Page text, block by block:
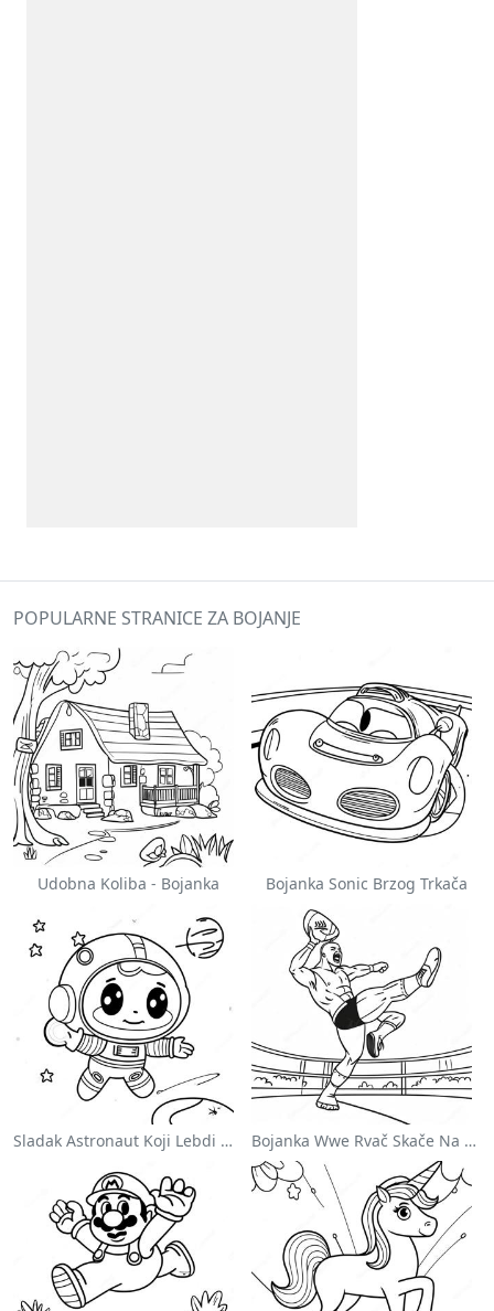
POPULARNE STRANICE ZA BOJANJE
Udobna Koliba - Bojanka Bojanka Sonic Brzog Trkača
Sladak Astronaut Koji Lebdi U Svemiru Na Stranici Za Bojanje Bojanka Wwe Rvač Skače Na Protivnika